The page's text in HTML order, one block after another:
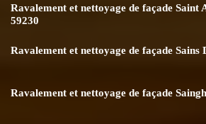
Ravalement et nettoyage de façade Saint
59230
Ravalement et nettoyage de façade Sains
Ravalement et nettoyage de façade